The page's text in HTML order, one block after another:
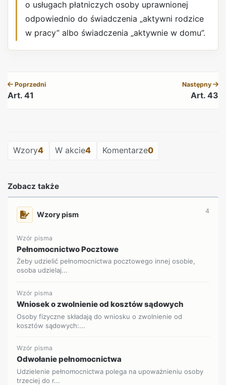
o usługach płatniczych osoby uprawnionej
odpowiednio do świadczenia „aktywni rodzice
w pracy” albo świadczenia „aktywnie w domu”.
Poprzedni
Art. 41
Następny
Art. 43
Wzory4 W akcie4 Komentarze0
Zobacz także
Wzory pism 4
Wzór pisma
Pełnomocnictwo Pocztowe
Żeby udzielić pełnomocnictwa pocztowego innej osobie,
osoba udzielaj...
Wzór pisma
Wniosek o zwolnienie od kosztów sądowych
Osoby fizyczne składają do wniosku o zwolnienie od
kosztów sądowych:...
Wzór pisma
Odwołanie pełnomocnictwa
Udzielenie pełnomocnictwa polega na upoważnieniu osoby
trzeciej do r...